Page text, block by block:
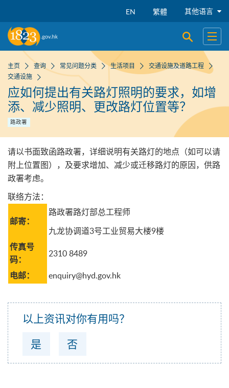
EN 繁體 其他语言
开启搜寻
开启
主页 查询 常见问题分类 生活项目
交通设施及道路工程
交通设施
应如何提出有关路灯照明的要求，如增
添、减少照明、更改路灯位置等？
路政署
请以书面致函路政署，详细说明有关路灯的地点（如可以请
附上位置图），及要求增加、减少或迁移路灯的原因，供路
政署考虑。
联络方法：
邮寄：
路政署路灯部总工程师
九龙协调道3号工业贸易大楼9楼
传真号
码：
2310 8489
电邮： enquiry@hyd.gov.hk
以上资讯对你有用吗？
是
否